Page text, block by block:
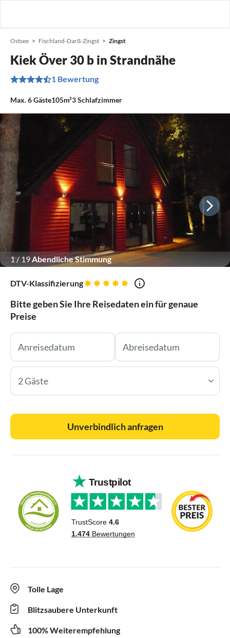
Ostsee Fischland-Darß-Zingst Zingst
Kiek Över 30 b in Strandnähe
1 Bewertung
Max.6Gäste105m²3Schlafzimmer
1/ 19 Abendliche Stimmung
DTV-Klassifizierung
Bitte geben Sie Ihre Reisedaten ein für genaue
Preise
2 Gäste
Unverbindlich anfragen
Tolle Lage
Blitzsaubere Unterkunft
100% Weiterempfehlung